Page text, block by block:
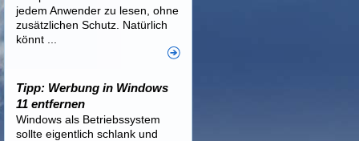
jedem Anwender zu lesen, ohne
zusätzlichen Schutz. Natürlich
könnt ...
Tipp: Werbung in Windows
11 entfernen
Windows als Betriebssystem
sollte eigentlich schlank und